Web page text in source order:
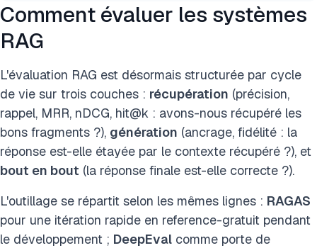
Comment évaluer les systèmes
RAG
L'évaluation RAG est désormais structurée par cycle
de vie sur trois couches : récupération (précision,
rappel, MRR, nDCG, hit@k : avons-nous récupéré les
bons fragments ?), génération (ancrage, fidélité : la
réponse est-elle étayée par le contexte récupéré ?), et
bout en bout (la réponse finale est-elle correcte ?).
L'outillage se répartit selon les mêmes lignes : RAGAS
pour une itération rapide en reference-gratuit pendant
le développement ; DeepEval comme porte de